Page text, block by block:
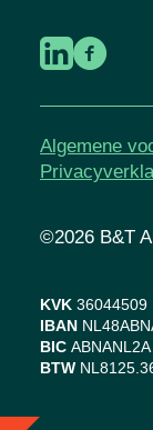
Algemene
©2026 B&T
KVK 36044509
IBAN
BIC ABNANL2A
BTW